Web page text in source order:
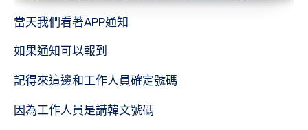
當天我們看著APP通知
如果通知可以報到
記得來這邊和工作人員確定號碼
因為工作人員是講韓文號碼